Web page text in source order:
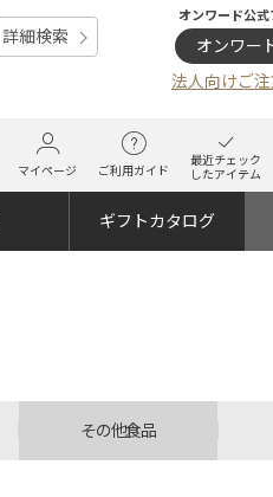
詳細検索
オンワード公
オンワー
法人向けご
マイページ ご利用ガイド
最近チェック
したアイテム
ギフトカタログ
その他食品